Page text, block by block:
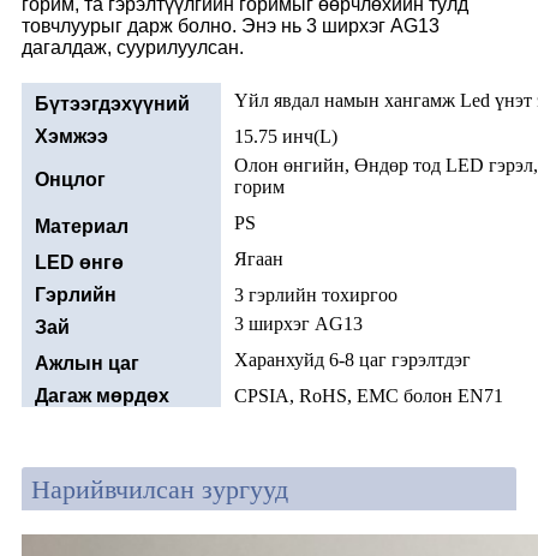
горим, та гэрэлтүүлгийн горимыг өөрчлөхийн тулд
товчлуурыг дарж болно. Энэ нь 3 ширхэг AG13
дагалдаж, суурилуулсан.
Бүтээгдэхүүний
нэр
Үйл явдал намын хангамж Led үнэт
Хэмжээ
15.75 инч(L)
Онцлог
Олон өнгийн, Өндөр тод LED
горим
Материал
PS
LED өнгө
Ягаан
Гэрлийн
тохиргоо
3 гэрлийн тохиргоо
Зай
3 ширхэг AG13
Ажлын цаг
Харанхуйд 6-8 цаг гэрэлтдэг
Дагаж мөрдөх
CPSIA, RoHS, EMC болон EN71
Нарийвчилсан зургууд